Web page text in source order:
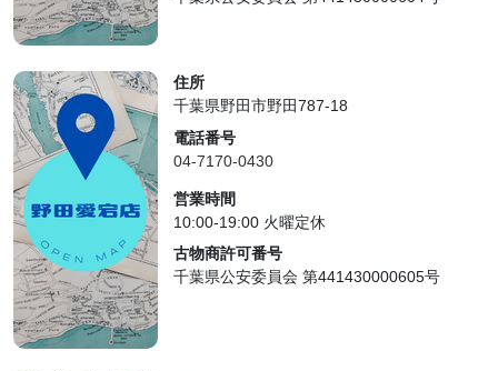
住所
千葉県野田市野田787-18
電話番号
04-7170-0430
営業時間
10:00-19:00 火曜定休
古物商許可番号
千葉県公安委員会 第441430000605号